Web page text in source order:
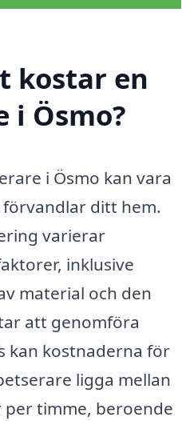
kostar en
i Ösmo?
i Ösmo kan vara
ditt hem.
varierar
inklusive
material och den
att genomföra
kan kostnaderna för
ligga mellan
per timme, beroende